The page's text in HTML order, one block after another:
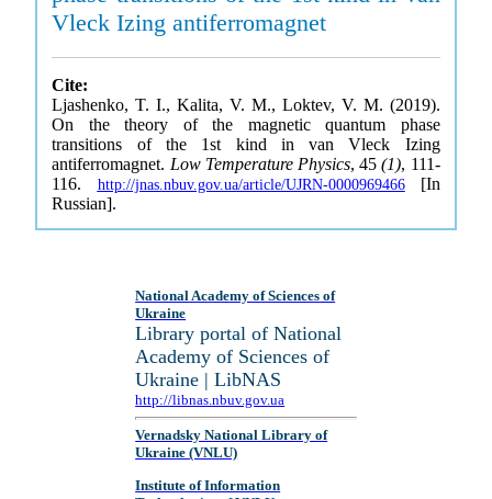
Vleck Izing antiferromagnet
Cite:
Ljashenko, T. I., Kalita, V. M., Loktev, V. M. (2019).
On the theory of the magnetic quantum phase
transitions of the 1st kind in van Vleck Izing
antiferromagnet. Low Temperature Physics, 45(1), 111-
116. http://jnas.nbuv.gov.ua/article/UJRN-0000969466[In
Russian].
National Academy of Sciences of
Ukraine
Library portal of National
Academy of Sciences of
Ukraine | LibNAS
http://libnas.nbuv.gov.ua
Vernadsky National Library of
Ukraine (VNLU)
Institute of Information